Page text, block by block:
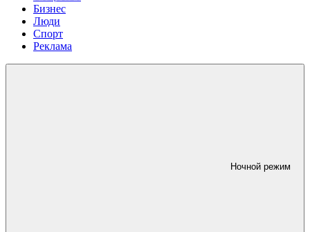
Бизнес
Люди
Спорт
Реклама
Ночной режим